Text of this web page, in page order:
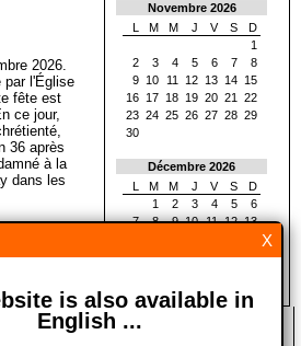
2026.
par l'Église
fête est
ce jour,
36 après
à la
dans les
en
en
au
de
les fêtes
Novembre 2026
L
M M J V S
D
1
2
3 4 5 6 7
8
9 10 11 12 13 14 15
16 17 18 19 20 21
22
23 24 25 26 27 28 29
30
Décembre 2026
L
M M J V S
D
1
2 3 4 5
6
7
8 9 10 11 12 13
21 22 23 24 25 26 27
Les prochaines fêtes et
X
is also available in
English ...